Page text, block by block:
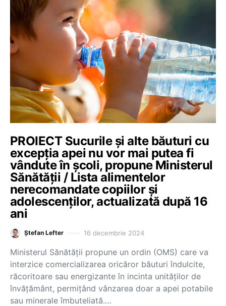
PROIECT Sucurile și alte băuturi cu
excepția apei nu vor mai putea fi
vândute în școli, propune Ministerul
Sănătății / Lista alimentelor
nerecomandate copiilor și
adolescenților, actualizată după 16
ani
Ștefan Lefter 16 decembrie 2024
Ministerul Sănătății propune un ordin (OMS) care va
interzice comercializarea oricăror băuturi îndulcite,
răcoritoare sau energizante în incinta unităților de
învățământ, permițând vânzarea doar a apei potabile
sau minerale îmbuteliată.…